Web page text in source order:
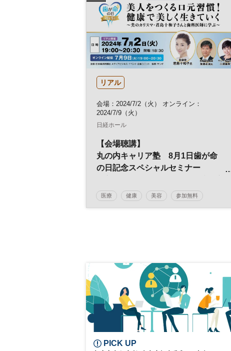
リアル
会場：2024/7/2（火） オンライン：
2024/7/9（火）
日経ホール
【会場聴講】
丸の内キャリア塾 8月1日歯が命
の日記念スペシャルセミナー
しく生きていく
～美のカリスマ・君島十和子さんと
医療 健康 美容 参加無料
PICK UP